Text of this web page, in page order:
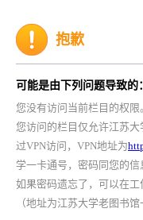
抱歉
可能是由下列问题导致的：
您没有访问当前栏目的权限
您访问的栏目仅允许江苏
过VPN访问，VPN地址为
学一卡通号，密码同您的信
如果密码遗忘了，可以在
（地址为江苏大学老图书馆